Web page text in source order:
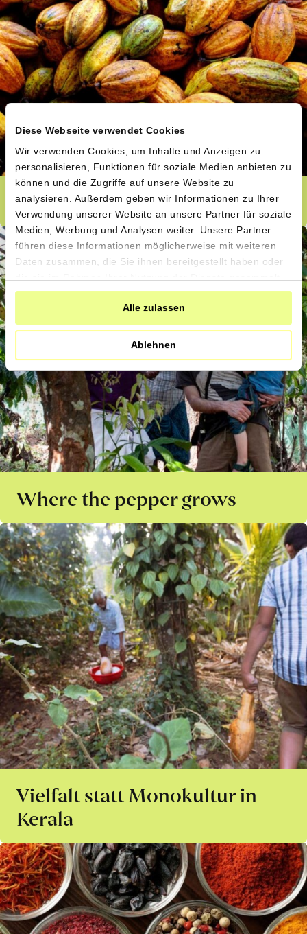
Diese Webseite verwendet Cookies
Wir verwenden Cookies, um Inhalte und Anzeigen zu
personalisieren, Funktionen für soziale Medien anbieten zu
können und die Zugriffe auf unsere Website zu
analysieren. Außerdem geben wir Informationen zu Ihrer
Verwendung unserer Website an unsere Partner für soziale
Medien, Werbung und Analysen weiter. Unsere Partner
führen diese Informationen möglicherweise mit weiteren
Daten zusammen, die Sie ihnen bereitgestellt haben oder
haben.
Alle zulassen
Ablehnen
Ein unerwartetes Paket
Where the pepper grows
Vielfalt statt Monokultur in
Kerala